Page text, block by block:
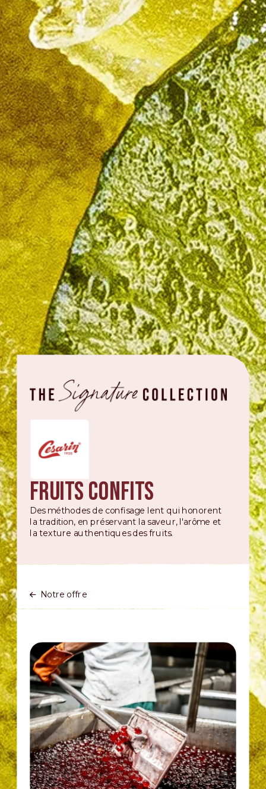
Fruits confits
Des méthodes de confisage lent qui honorent
la tradition, en préservant la saveur, l'arôme et
la texture authentiques des fruits.
Notre offre